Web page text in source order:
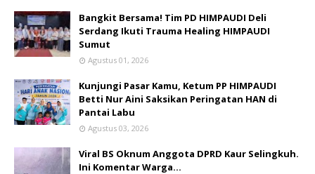
Bangkit Bersama! Tim PD HIMPAUDI Deli
Serdang Ikuti Trauma Healing HIMPAUDI
Sumut
Agustus 01, 2026
Kunjungi Pasar Kamu, Ketum PP HIMPAUDI
Betti Nur Aini Saksikan Peringatan HAN di
Pantai Labu
Agustus 03, 2026
Viral BS Oknum Anggota DPRD Kaur Selingkuh.
Ini Komentar Warga…